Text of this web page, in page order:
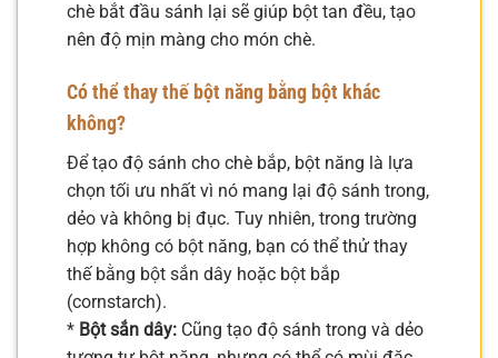
chè bắt đầu sánh lại sẽ giúp bột tan đều, tạo
nên độ mịn màng cho món chè.
Có thể thay thế bột năng bằng bột khác
không?
Để tạo độ sánh cho chè bắp, bột năng là lựa
chọn tối ưu nhất vì nó mang lại độ sánh trong,
dẻo và không bị đục. Tuy nhiên, trong trường
hợp không có bột năng, bạn có thể thử thay
thế bằng bột sắn dây hoặc bột bắp
(cornstarch).
* Bột sắn dây: Cũng tạo độ sánh trong và dẻo